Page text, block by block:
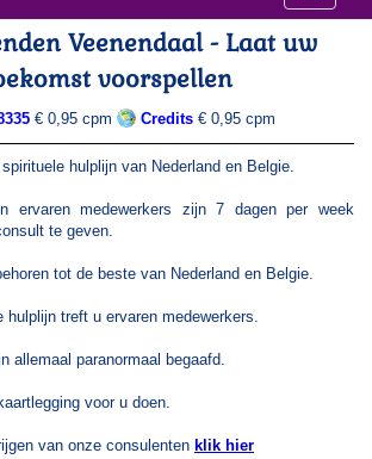
Veenendaal - Laat uw
voorspellen
€ 0,95 cpm Credits€ 0,95 cpm
hulplijn van Nederland en Belgie.
ervaren medewerkers zijn 7 dagen per week
te geven.
tot de beste van Nederland en Belgie.
hulplijn treft u ervaren medewerkers.
allemaal paranormaal begaafd.
voor u doen.
van onze consulenten klik hier